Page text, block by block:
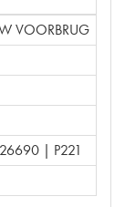
VOORBRUG
| P221